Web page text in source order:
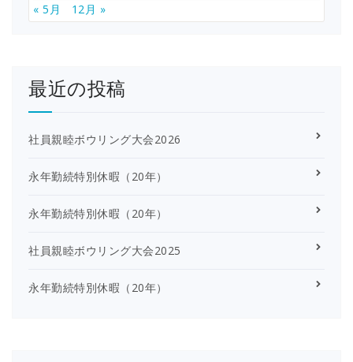
« 5月 12月 »
最近の投稿
社員親睦ボウリング大会2026
永年勤続特別休暇（20年）
永年勤続特別休暇（20年）
社員親睦ボウリング大会2025
永年勤続特別休暇（20年）